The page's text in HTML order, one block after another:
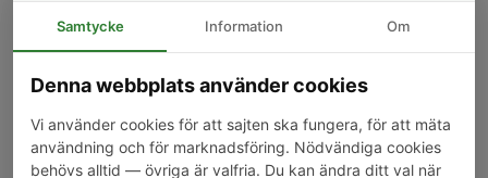
Assistant mf.
ART.NR:
359 kr
Samtycke Information Om
Denna webbplats använder cookies
Vi använder cookies för att sajten ska fungera, för att mäta
användning och för marknadsföring. Nödvändiga cookies
behövs alltid — övriga är valfria. Du kan ändra ditt val när